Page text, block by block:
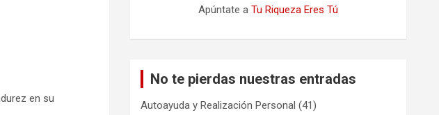
en su
Apúntate aTu Riqueza Eres Tú
No te pierdas nuestras entradas
Autoayuda y Realización Personal (41)